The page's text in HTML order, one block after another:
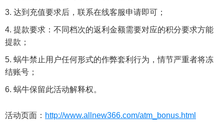
达到充值要求后，联系在线客服申请即可；
提款要求：不同档次的返利金额需要对应的积分要求方能
提款；
蜗牛禁止用户任何形式的作弊套利行为，情节严重者将冻
结账号；
蜗牛保留此活动解释权。
活动页面： http://www.allnew366.com/atm_bonus.html